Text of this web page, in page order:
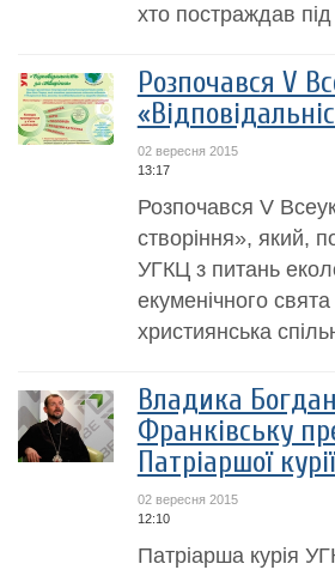
хто постраждав
Розпочався V
02 вересня 2015
13:17
Розпочався V
створіння», який,
УГКЦ з питань
екуменічного
християнська
Владика
Франківську
Патріаршої
02 вересня 2015
12:10
Патріарша курія